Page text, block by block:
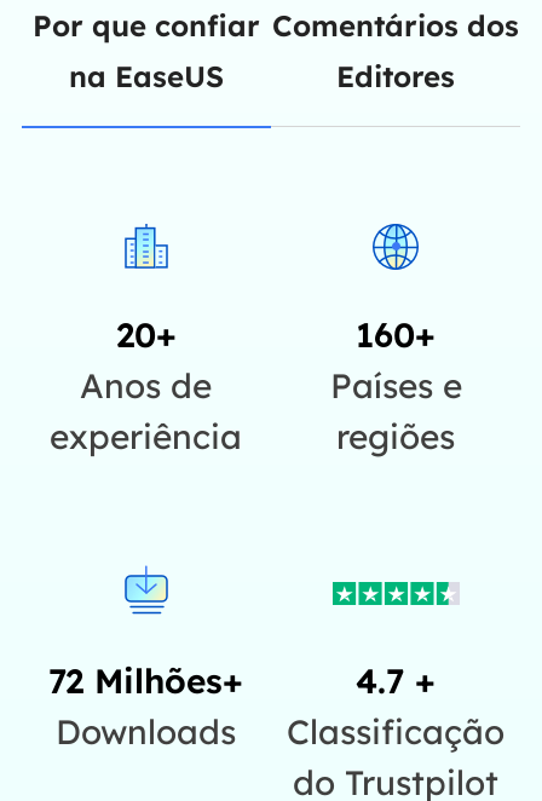
Por que confiar
na EaseUS
Comentários dos
Editores
20+
Anos de
experiência
160+
Países e
regiões
72 Milhões+
Downloads
4.7 +
Classificação
do Trustpilot